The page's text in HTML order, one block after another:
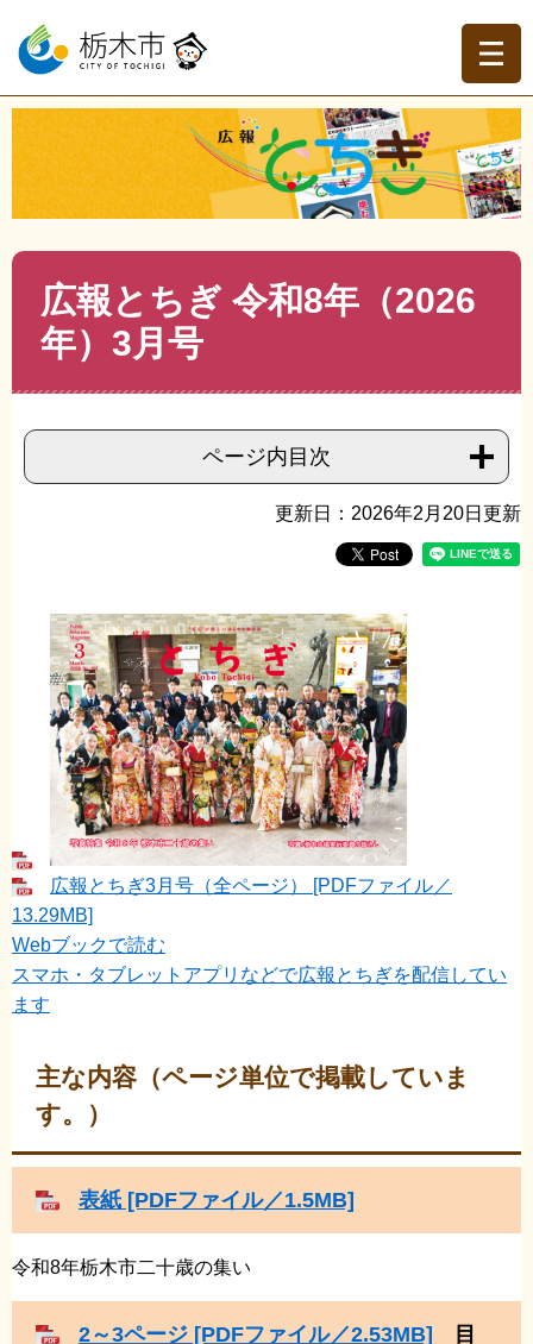
ー
の
先
頭
で
す。
ニ
ー
を
飛
ば
し
て
本
現在地
トップページ > 広報とちぎ >広報とちぎバックナンバー>
令和8年（2026年） 広報とちぎ>>広報とちぎ 令和8年
（2026年）3月号
広報とちぎ 令和8年（2026
年）3月号
ページ内目次
更新日：2026年2月20日更新
広報とちぎ3月号（全ページ） [PDFファイル／
13.29MB]
Webブックで読む
スマホ・タブレットアプリなどで広報とちぎを配信してい
ます
主な内容（ページ単位で掲載していま
す。）
表紙 [PDFファイル／1.5MB]
令和8年栃木市二十歳の集い
2～3ページ [PDFファイル／2.53MB] 目